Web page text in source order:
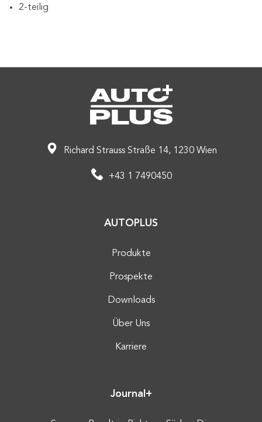
2-teilig
Richard Strauss Straße 14, 1230 Wien
+43 1 7490450
AUTOPLUS
Produkte
Prospekte
Downloads
Über Uns
Karriere
Journal+